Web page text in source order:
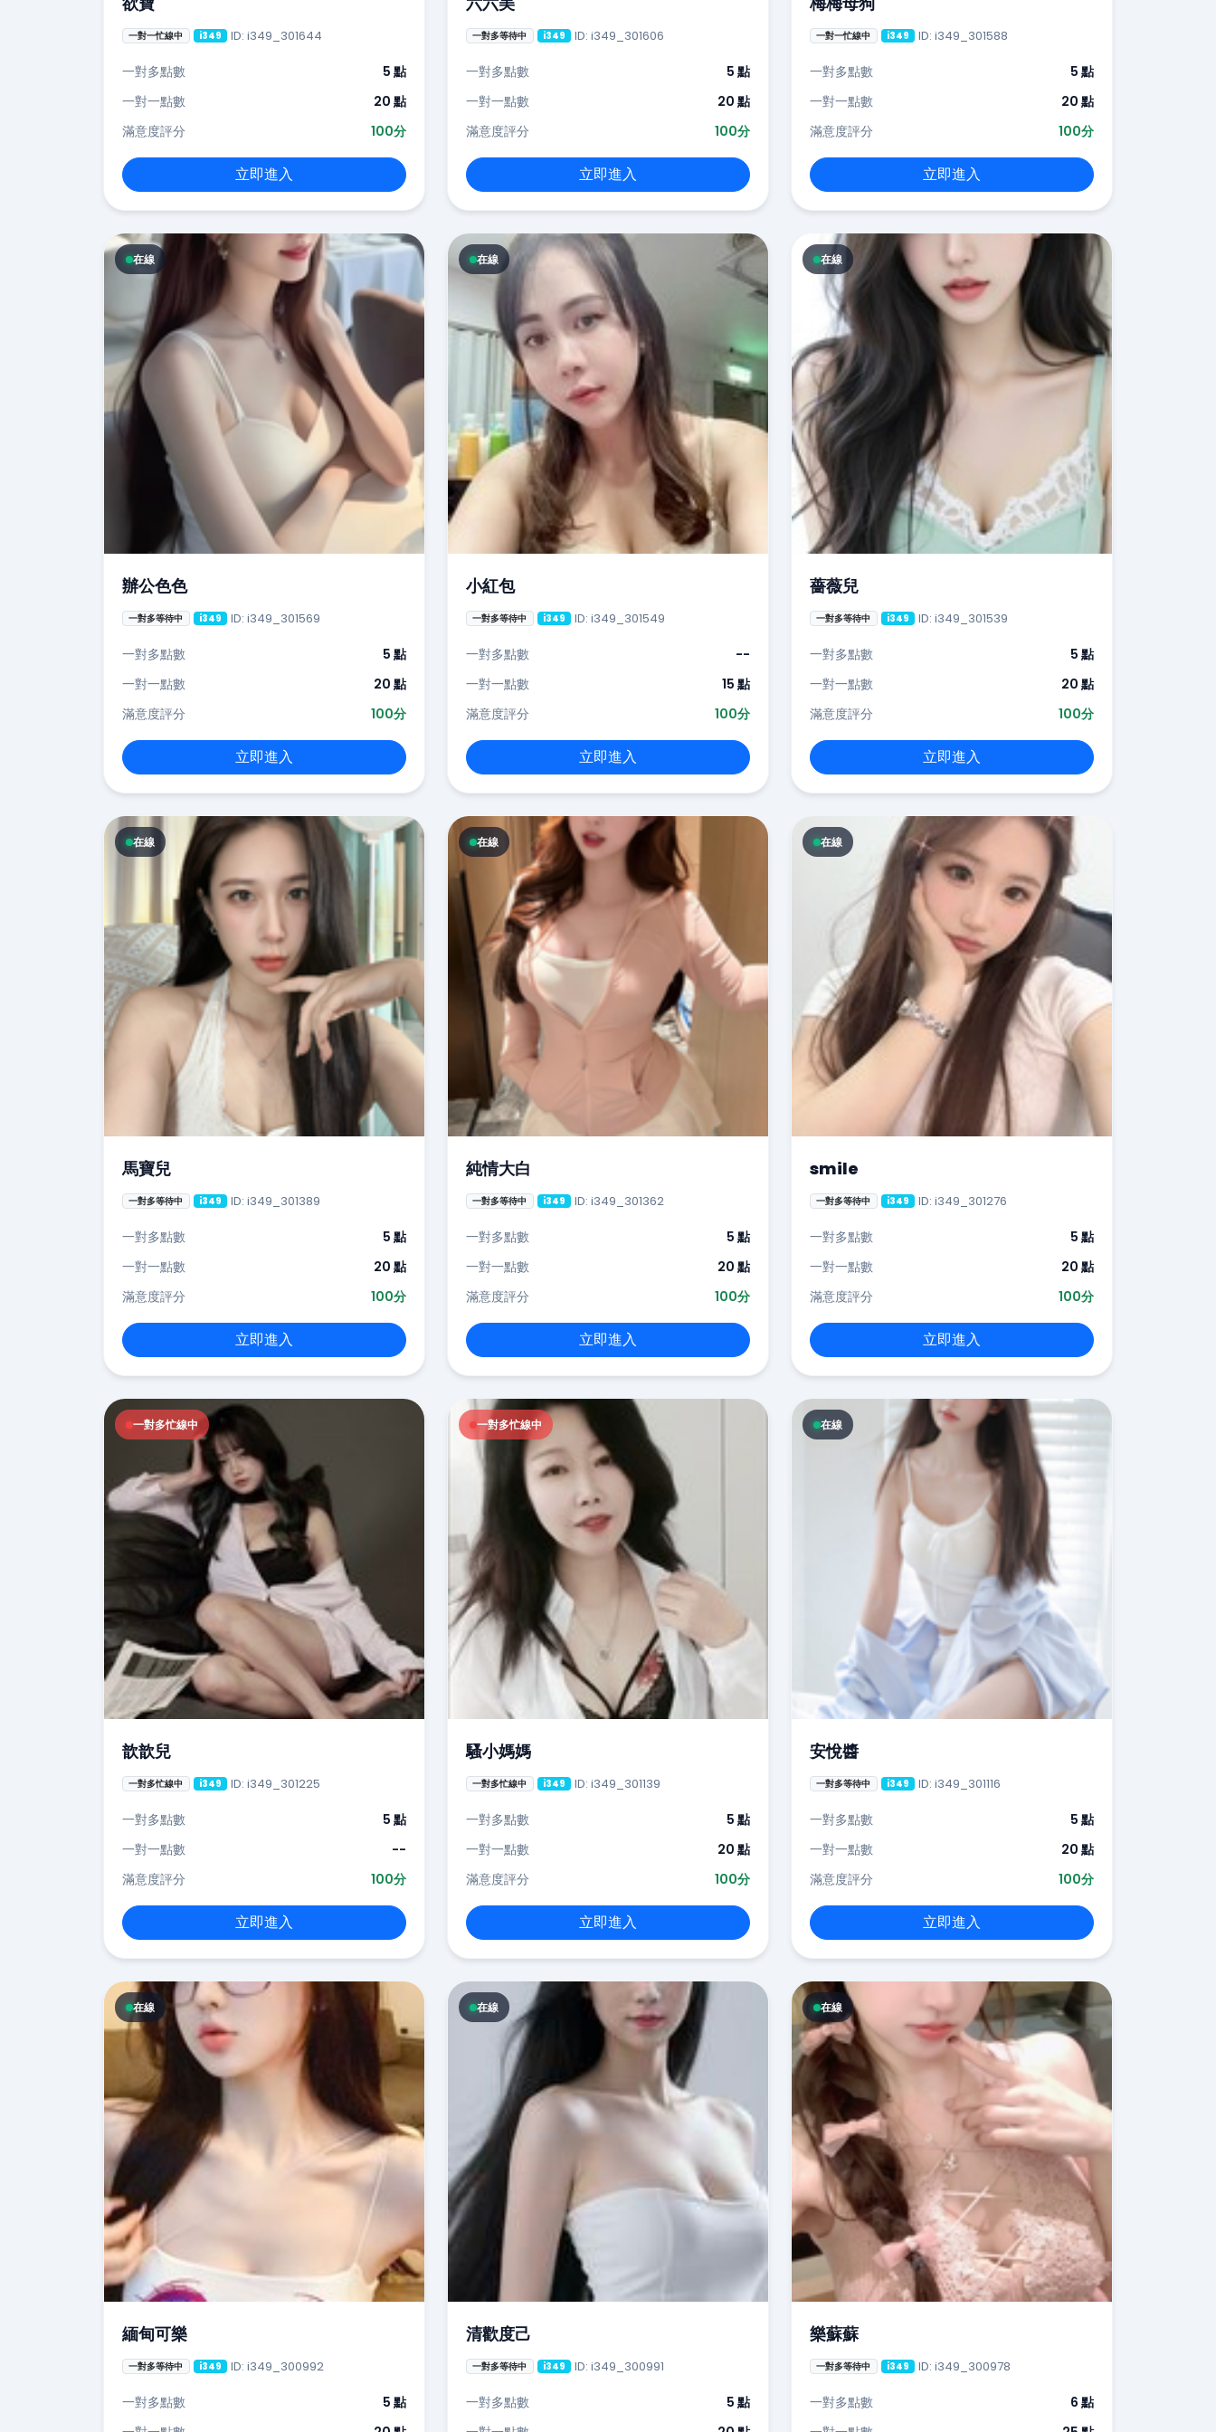
一對一忙線中 i349 ID: i349_301644
一對多點數
5 點
一對一點數
20 點
滿意度評分
100分
立即進入
一對多等待中 i349 ID: i349_301606
一對多點數
5 點
一對一點數
20 點
滿意度評分
100分
立即進入
一對一忙線中 i349 ID: i349_301588
一對多點數
5 點
一對一點數
20 點
滿意度評分
100分
立即進入
在線
辦公色色
一對多等待中 i349 ID: i349_301569
一對多點數
5 點
一對一點數
20 點
滿意度評分
100分
立即進入
在線
小紅包
一對多等待中 i349 ID: i349_301549
一對多點數
--
一對一點數
15 點
滿意度評分
100分
立即進入
在線
薔薇兒
一對多等待中 i349 ID: i349_301539
一對多點數
5 點
一對一點數
20 點
滿意度評分
100分
立即進入
在線
馬寶兒
一對多等待中 i349 ID: i349_301389
一對多點數
5 點
一對一點數
20 點
滿意度評分
100分
立即進入
在線
純情大白
一對多等待中 i349 ID: i349_301362
一對多點數
5 點
一對一點數
20 點
滿意度評分
100分
立即進入
在線
smile
一對多等待中 i349 ID: i349_301276
一對多點數
5 點
一對一點數
20 點
滿意度評分
100分
立即進入
一對多忙線中
歆歆兒
一對多忙線中 i349 ID: i349_301225
一對多點數
5 點
一對一點數
--
滿意度評分
100分
立即進入
一對多忙線中
騷小媽媽
一對多忙線中 i349 ID: i349_301139
一對多點數
5 點
一對一點數
20 點
滿意度評分
100分
立即進入
在線
安悅醬
一對多等待中 i349 ID: i349_301116
一對多點數
5 點
一對一點數
20 點
滿意度評分
100分
立即進入
在線
緬甸可樂
一對多等待中 i349 ID: i349_300992
一對多點數
5 點
在線
清歡度己
一對多等待中 i349 ID: i349_300991
一對多點數
5 點
在線
樂蘇蘇
一對多等待中 i349 ID: i349_300978
一對多點數
6 點